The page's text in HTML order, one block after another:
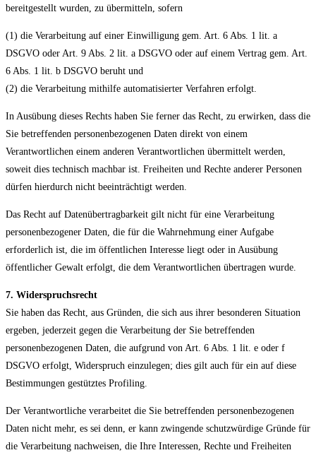
bereitgestellt wurden, zu übermitteln, sofern
(1) die Verarbeitung auf einer Einwilligung gem. Art. 6 Abs. 1 lit. a
DSGVO oder Art. 9 Abs. 2 lit. a DSGVO oder auf einem Vertrag gem. Art.
6 Abs. 1 lit. b DSGVO beruht und
(2) die Verarbeitung mithilfe automatisierter Verfahren erfolgt.
In Ausübung dieses Rechts haben Sie ferner das Recht, zu erwirken, dass die
Sie betreffenden personenbezogenen Daten direkt von einem
Verantwortlichen einem anderen Verantwortlichen übermittelt werden,
soweit dies technisch machbar ist. Freiheiten und Rechte anderer Personen
dürfen hierdurch nicht beeinträchtigt werden.
Das Recht auf Datenübertragbarkeit gilt nicht für eine Verarbeitung
personenbezogener Daten, die für die Wahrnehmung einer Aufgabe
erforderlich ist, die im öffentlichen Interesse liegt oder in Ausübung
öffentlicher Gewalt erfolgt, die dem Verantwortlichen übertragen wurde.
7. Widerspruchsrecht
Sie haben das Recht, aus Gründen, die sich aus ihrer besonderen Situation
ergeben, jederzeit gegen die Verarbeitung der Sie betreffenden
personenbezogenen Daten, die aufgrund von Art. 6 Abs. 1 lit. e oder f
DSGVO erfolgt, Widerspruch einzulegen; dies gilt auch für ein auf diese
Bestimmungen gestütztes Profiling.
Der Verantwortliche verarbeitet die Sie betreffenden personenbezogenen
Daten nicht mehr, es sei denn, er kann zwingende schutzwürdige Gründe für
die Verarbeitung nachweisen, die Ihre Interessen, Rechte und Freiheiten